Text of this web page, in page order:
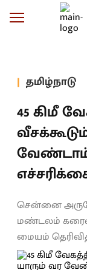
தமிழ்நாடு
45 கிமீ
சென்னை
மண்டலம்
மையம்